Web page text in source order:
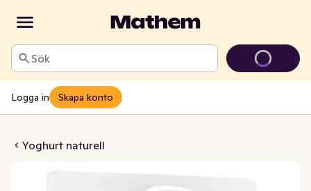
Sök
Logga in Skapa konto
Yoghurt naturell
3.8-4.5% KRAV